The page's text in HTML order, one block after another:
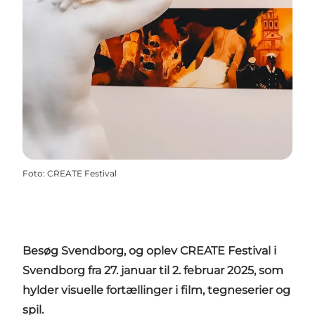
Foto: CREATE Festival
Besøg Svendborg, og oplev CREATE Festival i
Svendborg fra 27. januar til 2. februar 2025, som
hylder visuelle fortællinger i film, tegneserier og
spil.